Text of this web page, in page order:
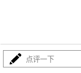
点评一下